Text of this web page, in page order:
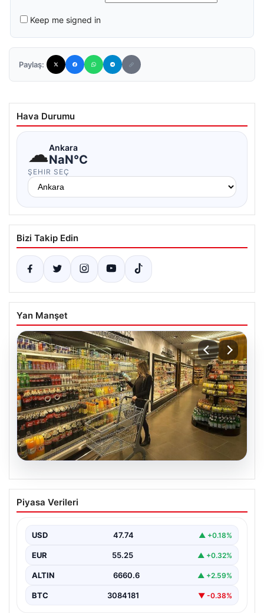
Keep me signed in
Paylaş:
Hava Durumu
☁Ankara
NaN°C
ŞEHIR SEÇ
Bizi Takip Edin
Yan Manşet
07.08.2026
Enflasyon verileri ne zaman
açıklanacak? 2026 TÜİK mart ayı
Piyasa Verileri
USD 47.74 ▲ +0.18%
EUR 55.25 ▲ +0.32%
ALTIN 6660.6 ▲ +2.59%
BTC 3084181 ▼ -0.38%